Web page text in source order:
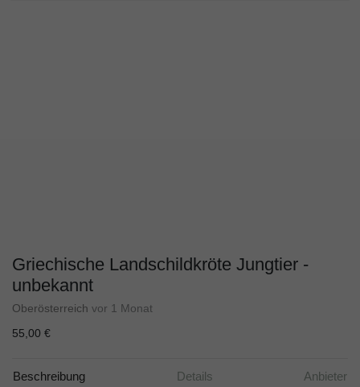
Griechische Landschildkröte Jungtier -
unbekannt
Oberösterreich vor 1 Monat
55,00 €
Beschreibung Details Anbieter